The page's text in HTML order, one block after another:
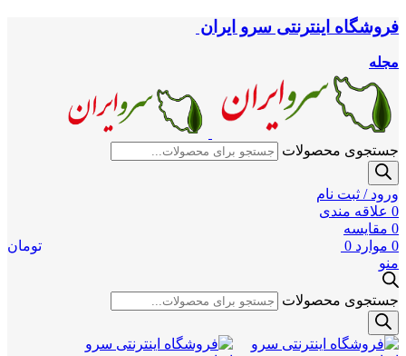
فروشگاه اینترنتی سرو ایران
مجله
جستجوی محصولات
ورود / ثبت نام
0 علاقه مندی
0 مقایسه
0 موارد 0
تومان
منو
جستجوی محصولات